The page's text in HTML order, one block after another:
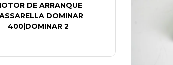
DE ARRANQUE
DOMINAR
400|DOMINAR 2